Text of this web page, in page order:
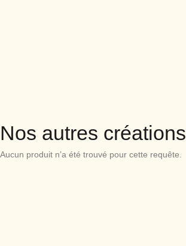
Nos autres créations
Aucun produit n’a été trouvé pour cette requête.